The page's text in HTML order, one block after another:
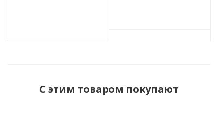
С этим товаром покупают